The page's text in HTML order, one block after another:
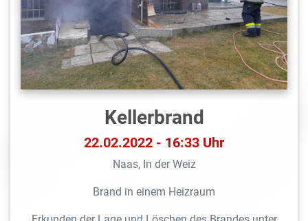
Kellerbrand
22.02.2022 - 16:33 Uhr
Naas, In der Weiz
Brand in einem Heizraum